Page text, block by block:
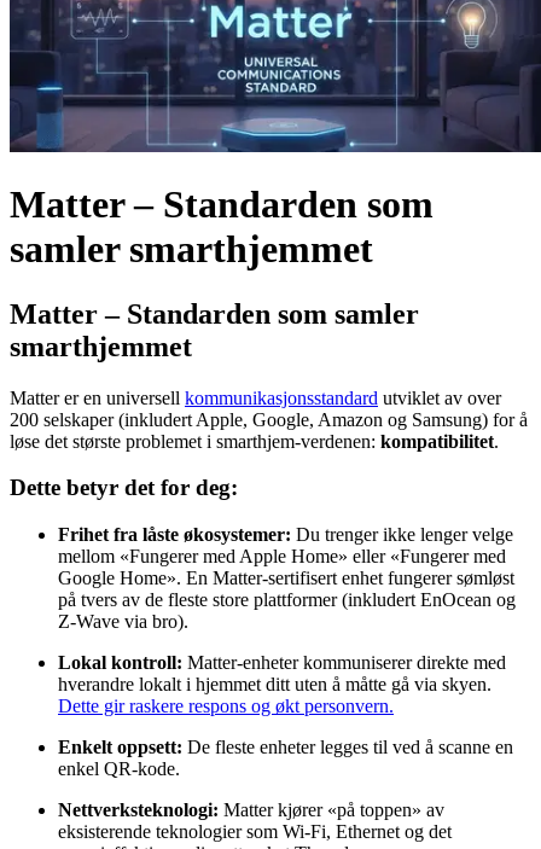
Matter – Standarden som
samler smarthjemmet
Matter – Standarden som samler
smarthjemmet
Matter er en universell kommunikasjonsstandard utviklet av over
200 selskaper (inkludert Apple, Google, Amazon og Samsung) for å
løse det største problemet i smarthjem-verdenen: kompatibilitet.
Dette betyr det for deg:
Frihet fra låste økosystemer: Du trenger ikke lenger velge
mellom «Fungerer med Apple Home» eller «Fungerer med
Google Home». En Matter-sertifisert enhet fungerer sømløst
på tvers av de fleste store plattformer (inkludert EnOcean og
Z-Wave via bro).
Lokal kontroll: Matter-enheter kommuniserer direkte med
hverandre lokalt i hjemmet ditt uten å måtte gå via skyen.
Dette gir raskere respons og økt personvern.
Enkelt oppsett: De fleste enheter legges til ved å scanne en
enkel QR-kode.
Nettverksteknologi: Matter kjører «på toppen» av
eksisterende teknologier som Wi-Fi, Ethernet og det